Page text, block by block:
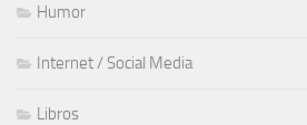
Humor
Internet / Social Media
Libros